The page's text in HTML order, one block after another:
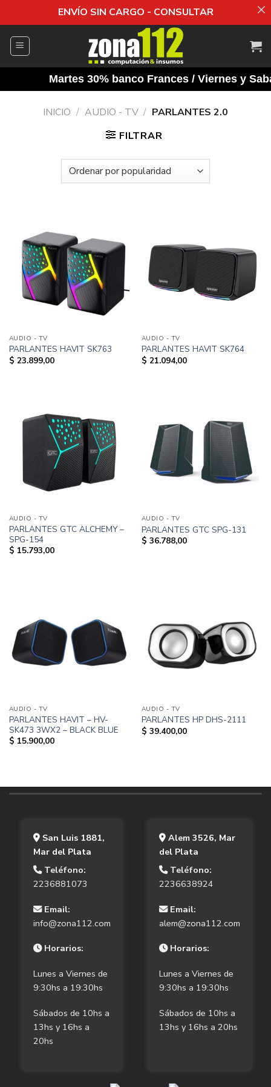
ENVÍO SIN CARGO - CONSULTAR
Martes 30% banco Frances / Viernes y
INICIO / AUDIO - TV / PARLANTES 2.0
FILTRAR
AUDIO - TV
PARLANTES HAVIT SK763
$ 23.899,00
AUDIO - TV
PARLANTES HAVIT SK764
$ 21.094,00
AUDIO - TV
PARLANTES GTC ALCHEMY –
SPG-154
$ 15.793,00
AUDIO - TV
PARLANTES GTC SPG-131
$ 36.788,00
AUDIO - TV
PARLANTES HAVIT – HV-
SK473 3WX2 – BLACK BLUE
$ 15.900,00
AUDIO - TV
PARLANTES HP DHS-2111
$ 39.400,00
San Luis 1881,
Mar del Plata
Teléfono:
2236881073
Email:
info@zona112.com
Horarios:
Lunes a Viernes de
9:30hs a 19:30hs
Sábados de 10hs a
13hs y 16hs a
20hs
Alem 3526, Mar
del Plata
Teléfono:
2236638924
Email:
alem@zona112.com
Horarios:
Lunes a Viernes de
9:30hs a 19:30hs
Sábados de 10hs a
13hs y 16hs a 20hs